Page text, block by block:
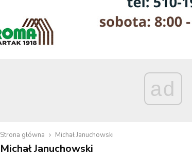
ad
Strona główna Michał Januchowski
Michał Januchowski